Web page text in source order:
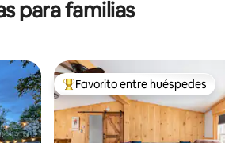
para familias
De los mejores en Favorito
Favorito entre huéspedes